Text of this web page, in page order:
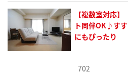
【複数室対応
ト同伴OK♪す
にもぴったり
702